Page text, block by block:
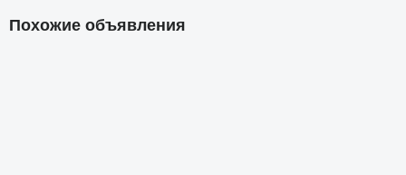
Похожие объявления